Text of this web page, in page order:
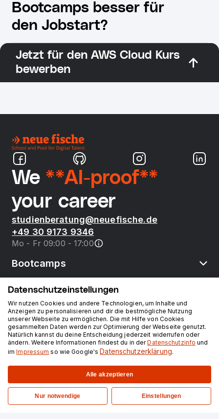
Bootcamps besser für
den Jobstart?
Jetzt für den AWS Cloud Kurs
bewerben
We **AI-proof**
your career
studienberatung@neuefische.de
+49 30 9173 9346
Mo - Fr 09:00 - 17:00
Bootcamps
neue fische
Ressourcen
Kurse
Impressum Datenschutz
©2026 neuefische GmbH
Datenschutzeinstellungen
Wir nutzen Cookies und andere Technologien, um Inhalte und
Anzeigen zu personalisieren und dir die bestmögliche Nutzung
unserer Webseite zu ermöglichen. Die mit Hilfe von Cookies
gesammelten Daten werden zur Optimierung der Webseite genutzt.
Natürlich kannst du deine Entscheidung jederzeit widerrufen oder
ändern. Weitere Informationen findest du in derDatenschutzinfo und
imImpressum so wie Google's Datenschutzerklärung.
Alle akzeptieren
Nur notwendige Einstellungen